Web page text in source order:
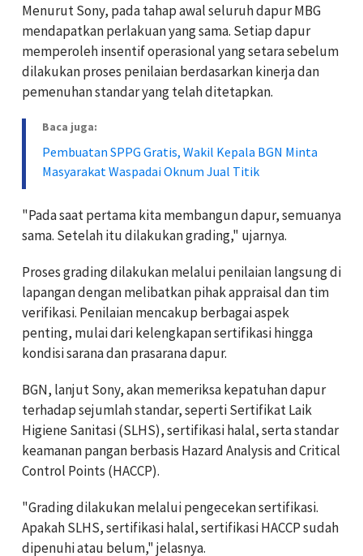
Menurut Sony, pada tahap awal seluruh dapur MBG
mendapatkan perlakuan yang sama. Setiap dapur
memperoleh insentif operasional yang setara sebelum
dilakukan proses penilaian berdasarkan kinerja dan
pemenuhan standar yang telah ditetapkan.
Baca juga:
Pembuatan SPPG Gratis, Wakil Kepala BGN Minta
Masyarakat Waspadai Oknum Jual Titik
"Pada saat pertama kita membangun dapur, semuanya
sama. Setelah itu dilakukan grading," ujarnya.
Proses grading dilakukan melalui penilaian langsung di
lapangan dengan melibatkan pihak appraisal dan tim
verifikasi. Penilaian mencakup berbagai aspek
penting, mulai dari kelengkapan sertifikasi hingga
kondisi sarana dan prasarana dapur.
BGN, lanjut Sony, akan memeriksa kepatuhan dapur
terhadap sejumlah standar, seperti Sertifikat Laik
Higiene Sanitasi (SLHS), sertifikasi halal, serta standar
keamanan pangan berbasis Hazard Analysis and Critical
Control Points (HACCP).
"Grading dilakukan melalui pengecekan sertifikasi.
Apakah SLHS, sertifikasi halal, sertifikasi HACCP sudah
dipenuhi atau belum," jelasnya.